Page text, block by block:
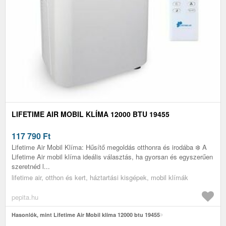
LIFETIME AIR MOBIL KLÍMA 12000 BTU 19455
117 790 Ft
Lifetime Air Mobil Klíma: Hűsítő megoldás otthonra és irodába ❄️ A
Lifetime Air mobil klíma ideális választás, ha gyorsan és egyszerűen
szeretnéd l...
lifetime air, otthon és kert, háztartási kisgépek, mobil klímák
pepita.hu
Hasonlók, mint Lifetime Air Mobil klíma 12000 btu 19455